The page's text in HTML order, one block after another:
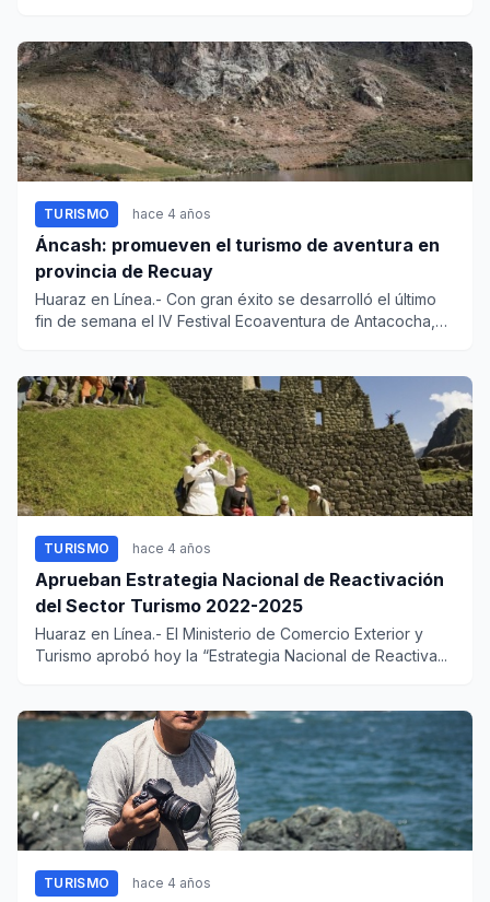
TURISMO hace 4 años
Áncash: promueven el turismo de aventura en
provincia de Recuay
Huaraz en Línea.- Con gran éxito se desarrolló el último
fin de semana el IV Festival Ecoaventura de Antacocha,
TURISMO hace 4 años
Aprueban Estrategia Nacional de Reactivación
del Sector Turismo 2022-2025
Huaraz en Línea.- El Ministerio de Comercio Exterior y
Turismo aprobó hoy la “Estrategia Nacional de Reactiva...
TURISMO hace 4 años